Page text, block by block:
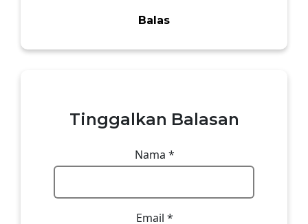
Balas
Tinggalkan Balasan
Nama *
Email *